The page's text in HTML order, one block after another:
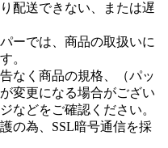
配送できない、または遅
ーでは、商品の取扱いに
。
なく商品の規格、（パッ
変更になる場合がござい
などをご確認ください。
の為、SSL暗号通信を採